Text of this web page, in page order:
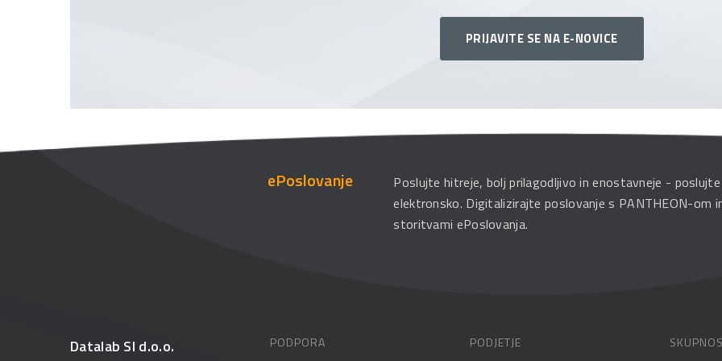
PRIJAVITE SE NA E-NOVICE
ePoslovanje
Poslujte hitreje, bolj prilagodljivo in enostavneje - poslujte
elektronsko. Digitalizirajte poslovanje s PANTHEON-om
storitvami ePoslovanja.
Datalab SI d.o.o. PODPORA PODJETJE